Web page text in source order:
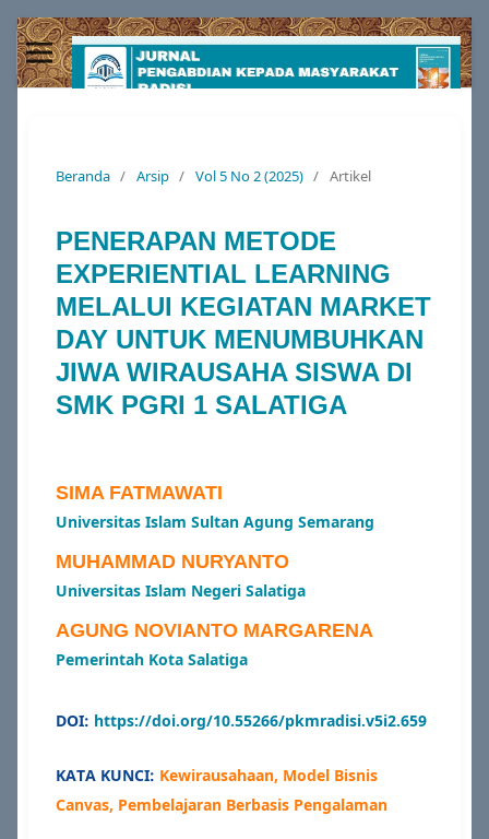
Beranda / Arsip / Vol 5 No 2 (2025) / Artikel
PENERAPAN METODE
EXPERIENTIAL LEARNING
MELALUI KEGIATAN MARKET
DAY UNTUK MENUMBUHKAN
JIWA WIRAUSAHA SISWA DI
SMK PGRI 1 SALATIGA
SIMA FATMAWATI
Universitas Islam Sultan Agung Semarang
MUHAMMAD NURYANTO
Universitas Islam Negeri Salatiga
AGUNG NOVIANTO MARGARENA
Pemerintah Kota Salatiga
DOI: https://doi.org/10.55266/pkmradisi.v5i2.659
KATA KUNCI: Kewirausahaan, Model Bisnis
Canvas, Pembelajaran Berbasis Pengalaman